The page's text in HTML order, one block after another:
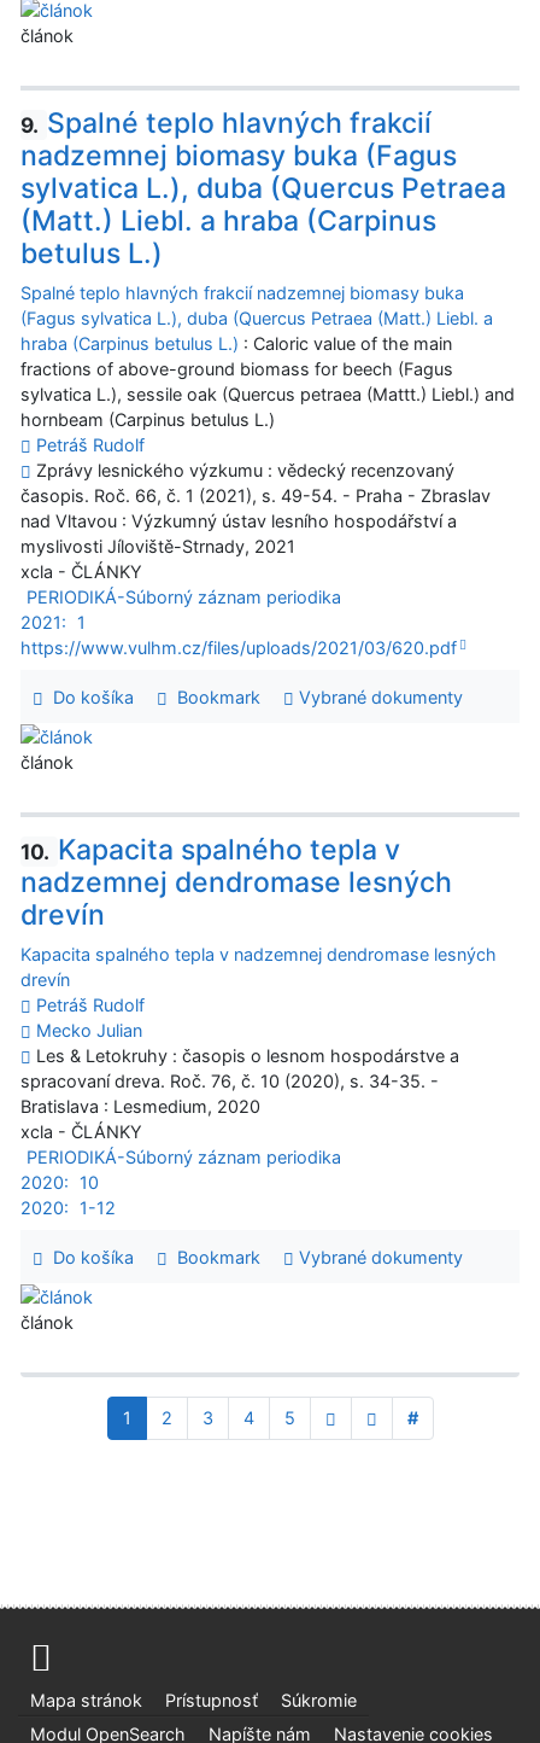
článok
9. Spalné teplo hlavných frakcií
nadzemnej biomasy buka (Fagus
sylvatica L.), duba (Quercus Petraea
(Matt.) Liebl. a hraba (Carpinus
betulus L.)
Spalné teplo hlavných frakcií nadzemnej biomasy buka
(Fagus sylvatica L.), duba (Quercus Petraea (Matt.) Liebl. a
hraba (Carpinus betulus L.) : Caloric value of the main
fractions of above-ground biomass for beech (Fagus
sylvatica L.), sessile oak (Quercus petraea (Mattt.) Liebl.) and
hornbeam (Carpinus betulus L.)
Petráš Rudolf
Zprávy lesnického výzkumu : vědecký recenzovaný
časopis. Roč. 66, č. 1 (2021), s. 49-54. - Praha - Zbraslav
nad Vltavou : Výzkumný ústav lesního hospodářství a
myslivosti Jíloviště-Strnady, 2021
xcla - ČLÁNKY
PERIODIKÁ-Súborný záznam periodika
2021:
1
https://www.vulhm.cz/files/uploads/2021/03/620.pdf
Do košíka Bookmark Vybrané dokumenty
článok
10. Kapacita spalného tepla v
nadzemnej dendromase lesných
drevín
Kapacita spalného tepla v nadzemnej dendromase lesných
drevín
Petráš Rudolf
Mecko Julian
Les & Letokruhy : časopis o lesnom hospodárstve a
spracovaní dreva. Roč. 76, č. 10 (2020), s. 34-35. -
Bratislava : Lesmedium, 2020
xcla - ČLÁNKY
PERIODIKÁ-Súborný záznam periodika
2020:
10
2020:
1-12
Do košíka Bookmark Vybrané dokumenty
článok
1 2 3 4 5 #
Mapa stránok Prístupnosť
Súkromie
Modul OpenSearch
Napíšte nám Nastavenie cookies